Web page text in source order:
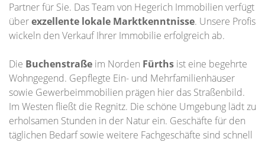
Partner für Sie. Das Team von Hegerich Immobilien verfügt
überexzellente lokale Marktkenntnisse. Unsere Profis
wickeln den Verkauf Ihrer Immobilie erfolgreich ab.
Die Buchenstraße im Norden Fürths ist eine begehrte
Wohngegend. Gepflegte Ein- und Mehrfamilienhäuser
sowie Gewerbeimmobilien prägen hier das Straßenbild.
Im Westen fließt die Regnitz. Die schöne Umgebung lädt zu
erholsamen Stunden in der Natur ein. Geschäfte für den
täglichen Bedarf sowie weitere Fachgeschäfte sind schnell